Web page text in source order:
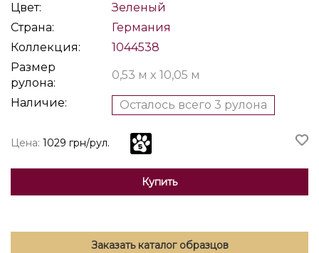
Цвет:
Зеленый
Страна:
Германия
Коллекция:
1044538
Размер
рулона:
0,53 м x 10,05 м
Наличие: Осталось всего 3 рулона
Цена: 1029 грн/рул.
Купить
Заказать каталог образцов